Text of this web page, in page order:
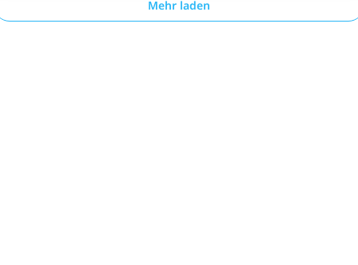
Mehr laden